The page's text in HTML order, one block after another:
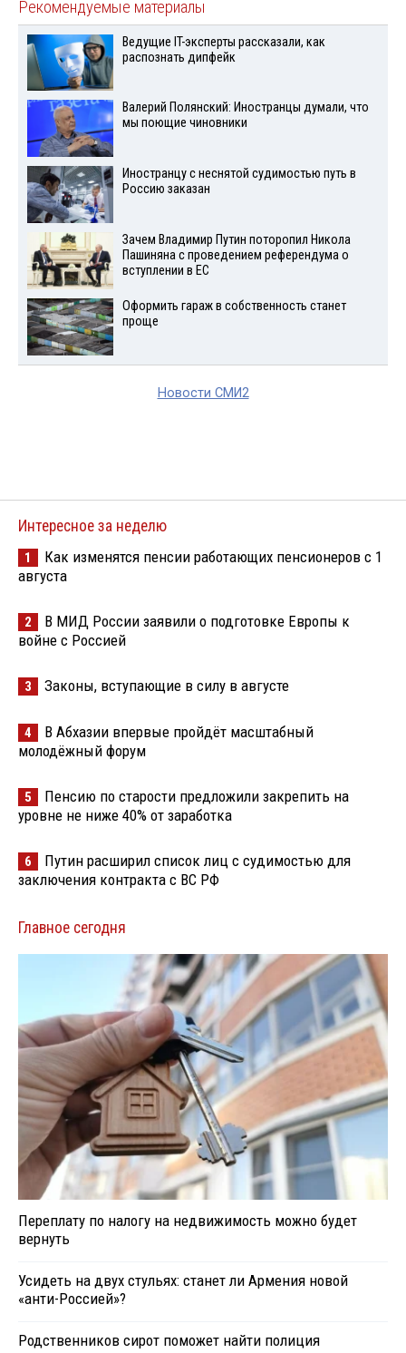
Рекомендуемые материалы
Ведущие IT-эксперты рассказали, как
распознать дипфейк
Валерий Полянский: Иностранцы думали, что
мы поющие чиновники
Иностранцу с неснятой судимостью путь в
Россию заказан
Зачем Владимир Путин поторопил Никола
Пашиняна с проведением референдума о
вступлении в ЕС
Оформить гараж в собственность станет
проще
Новости СМИ2
Интересное за неделю
1
Как изменятся пенсии работающих пенсионеров с 1
августа
2
В МИД России заявили о подготовке Европы к
войне с Россией
3 Законы, вступающие в силу в августе
4
В Абхазии впервые пройдёт масштабный
молодёжный форум
5
Пенсию по старости предложили закрепить на
уровне не ниже 40% от заработка
6
Путин расширил список лиц с судимостью для
заключения контракта с ВС РФ
Главное сегодня
Переплату по налогу на недвижимость можно будет
вернуть
Усидеть на двух стульях: станет ли Армения новой
«анти-Россией»?
Родственников сирот поможет найти полиция